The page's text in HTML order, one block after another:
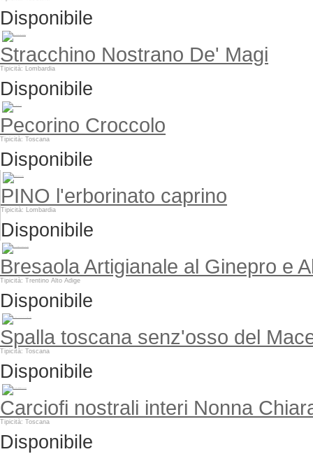
Disponibile
Stracchino Nostrano De' Magi
Tipicità: Lombardia
Disponibile
Pecorino Croccolo
Tipicità: Toscana
Disponibile
PINO l'erborinato caprino
Tipicità: Lombardia
Disponibile
Bresaola Artigianale al Ginepro e
Tipicità: Trentino Alto Adige
Disponibile
Spalla toscana senz'osso del
Tipicità: Toscana
Disponibile
Carciofi nostrali interi Nonna
Tipicità: Toscana
Disponibile